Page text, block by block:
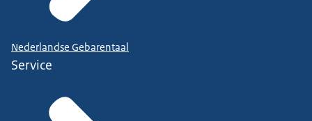
Nederlandse Gebarentaal
Service